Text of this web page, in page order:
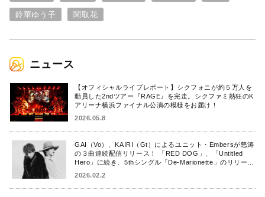
鈴華ゆう子 関取花
ニュース
【オフィシャルライブレポート】シクフォニが約５万人を
動員した2ndツアー『RAGE』を完走。シクファミ熱狂のK
アリーナ横浜ファイナル公演の模様をお届け！
2026.05.8
GAI（Vo）、KAIRI（Gt）によるユニット・Embersが怒涛
の３曲連続配信リリース！ 「RED DOG」、「Untitled
Hero」に続き、5thシングル「De-Marionette」のリリース
2026.02.2